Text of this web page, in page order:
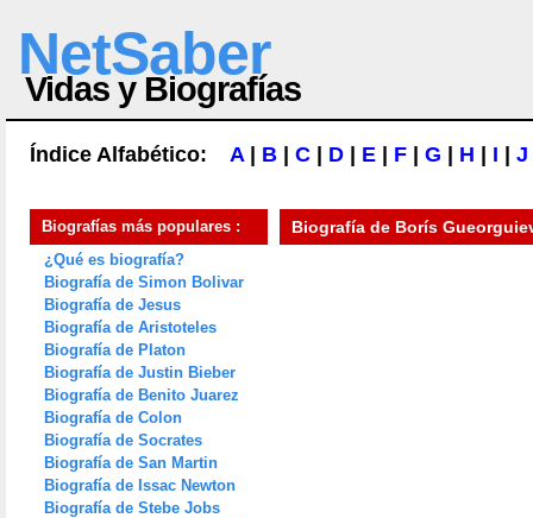
NetSaber
Vidas y Biografías
Índice Alfabético: A| B C D E F G H I J
Biografías más populares :
¿Qué es biografía?
Biografía de Simon Bolivar
Biografía de Jesus
Biografía de Aristoteles
Biografía de Platon
Biografía de Justin Bieber
Biografía de Benito Juarez
Biografía de Colon
Biografía de Socrates
Biografía de San Martin
Biografía de Issac Newton
Biografía de Stebe Jobs
Biografía de Borís